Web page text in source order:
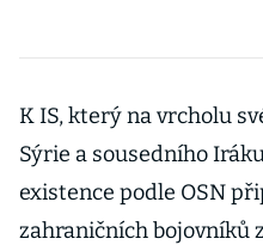
K IS, který na vrcholu
Sýrie a sousedního
existence podle OSN
zahraničních bojovníků